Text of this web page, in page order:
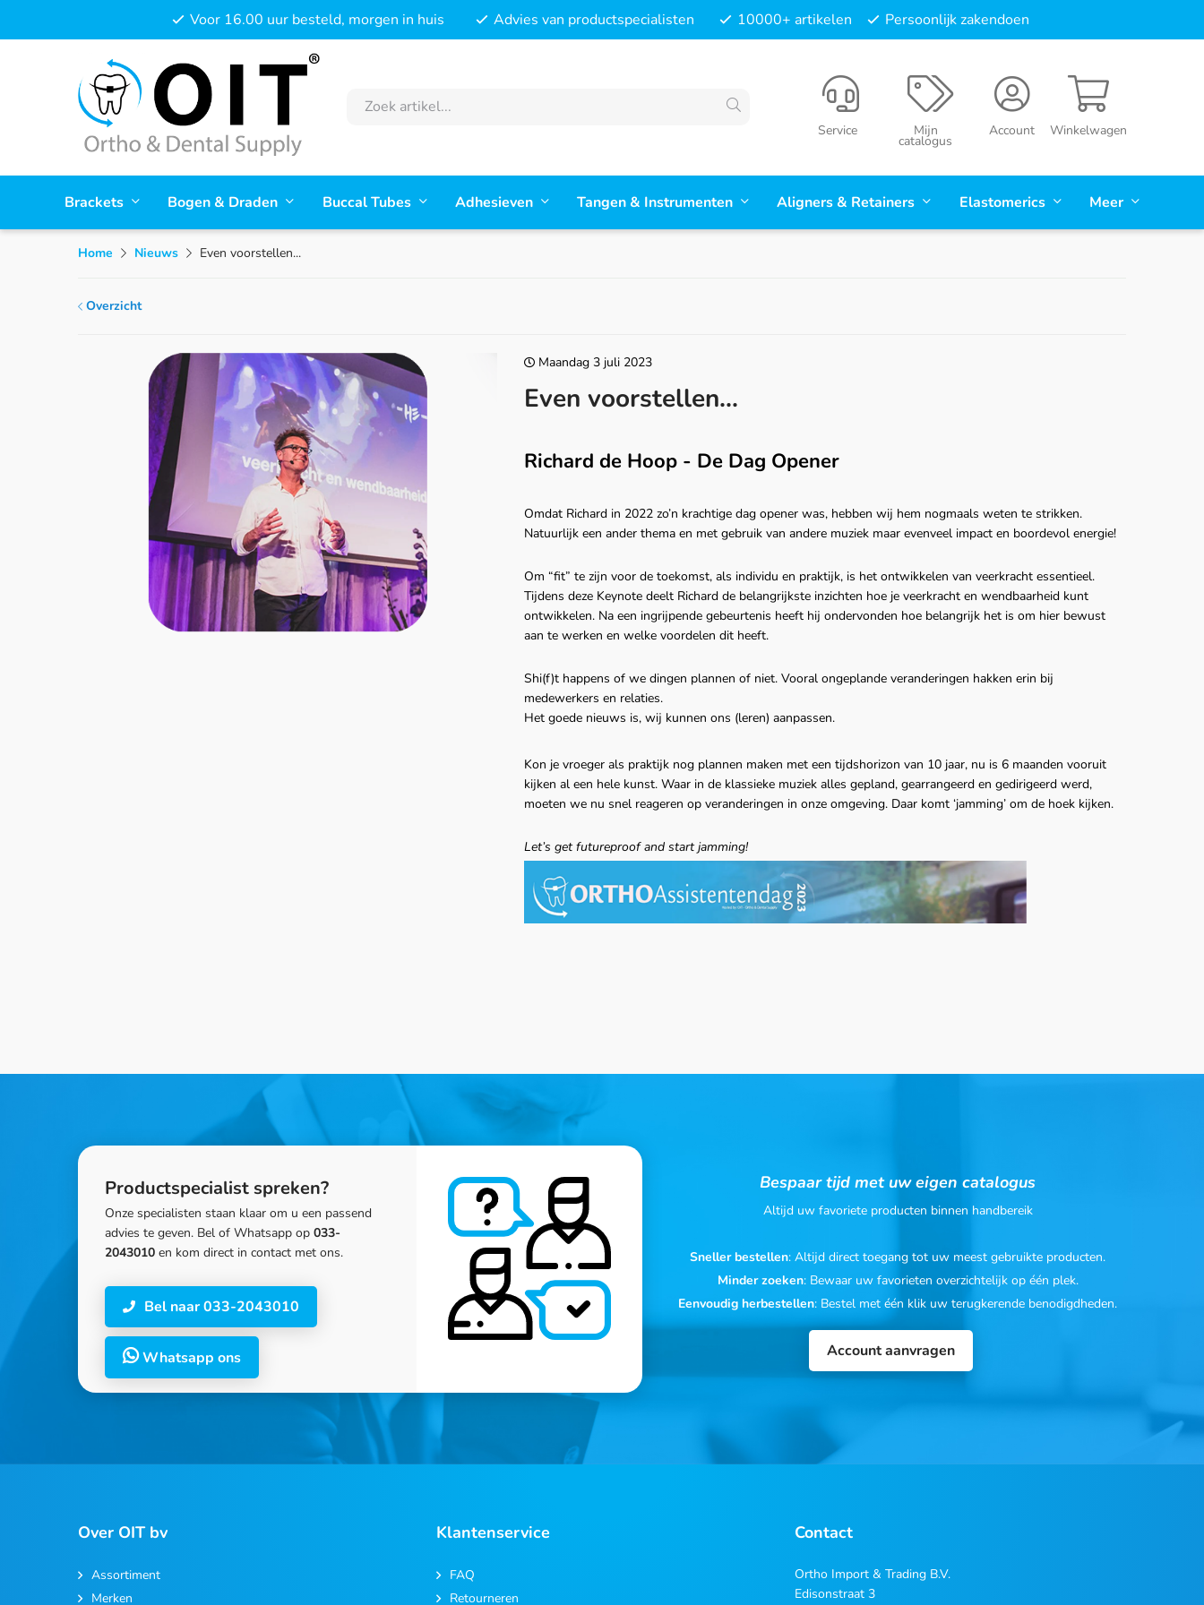
Voor 16.00 uur besteld, morgen in huis Advies van productspecialisten 10000+ artikelen Persoonlijk zakendoen
Winkelwagen
Account
Mijn
catalogus
Service
Brackets Bogen & Draden Buccal Tubes Adhesieven Tangen & Instrumenten Aligners & Retainers Elastomerics Meer
Home Nieuws Even voorstellen...
Overzicht
Maandag 3 juli 2023
Even voorstellen...
Richard de Hoop - De Dag Opener
Omdat Richard in 2022 zo’n krachtige dag opener was, hebben wij hem nogmaals weten te strikken.
Natuurlijk een ander thema en met gebruik van andere muziek maar evenveel impact en boordevol energie!
Om “fit” te zijn voor de toekomst, als individu en praktijk, is het ontwikkelen van veerkracht essentieel.
Tijdens deze Keynote deelt Richard de belangrijkste inzichten hoe je veerkracht en wendbaarheid kunt
ontwikkelen. Na een ingrijpende gebeurtenis heeft hij ondervonden hoe belangrijk het is om hier bewust
aan te werken en welke voordelen dit heeft.
Shi(f)t happens of we dingen plannen of niet. Vooral ongeplande veranderingen hakken erin bij
medewerkers en relaties.
Het goede nieuws is, wij kunnen ons (leren) aanpassen.
Kon je vroeger als praktijk nog plannen maken met een tijdshorizon van 10 jaar, nu is 6 maanden vooruit
kijken al een hele kunst. Waar in de klassieke muziek alles gepland, gearrangeerd en gedirigeerd werd,
moeten we nu snel reageren op veranderingen in onze omgeving. Daar komt ‘jamming’ om de hoek kijken.
Let’s get futureproof and start jamming!
Productspecialist spreken?
Onze specialisten staan klaar om u een passend
advies te geven. Bel of Whatsapp op 033-
2043010 en kom direct in contact met ons.
Bel naar 033-2043010
Whatsapp ons
Bespaar tijd met uw eigen catalogus
Altijd uw favoriete producten binnen handbereik
Sneller bestellen: Altijd direct toegang tot uw meest gebruikte producten.
Minder zoeken: Bewaar uw favorieten overzichtelijk op één plek.
Eenvoudig herbestellen: Bestel met één klik uw terugkerende benodigdheden.
Account aanvragen
Over OIT bv
Assortiment
Merken
Klantenservice
FAQ
Retourneren
Contact
Ortho Import & Trading B.V.
Edisonstraat 3